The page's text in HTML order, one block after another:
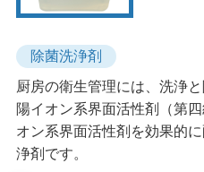
除菌洗浄剤
厨房の衛生管理には、洗浄
陽イオン系界面活性剤（第
オン系界面活性剤を効果的
浄剤です。